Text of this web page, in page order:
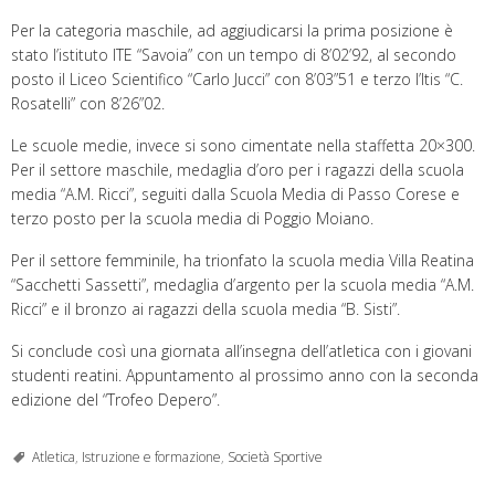
Per la categoria maschile, ad aggiudicarsi la prima posizione è
stato l’istituto ITE “Savoia” con un tempo di 8’02’92, al secondo
posto il Liceo Scientifico “Carlo Jucci” con 8’03”51 e terzo l’Itis “C.
Rosatelli” con 8’26”02.
Le scuole medie, invece si sono cimentate nella staffetta 20×300.
Per il settore maschile, medaglia d’oro per i ragazzi della scuola
media “A.M. Ricci”, seguiti dalla Scuola Media di Passo Corese e
terzo posto per la scuola media di Poggio Moiano.
Per il settore femminile, ha trionfato la scuola media Villa Reatina
“Sacchetti Sassetti”, medaglia d’argento per la scuola media “A.M.
Ricci” e il bronzo ai ragazzi della scuola media “B. Sisti”.
Si conclude così una giornata all’insegna dell’atletica con i giovani
studenti reatini. Appuntamento al prossimo anno con la seconda
edizione del “Trofeo Depero”.
Atletica, Istruzione e formazione, Società Sportive